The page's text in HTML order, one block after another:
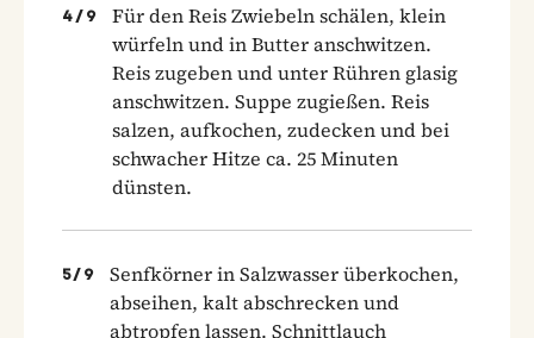
4 / 9
Für den Reis Zwiebeln schälen, klein
würfeln und in Butter anschwitzen.
Reis zugeben und unter Rühren glasig
anschwitzen. Suppe zugießen. Reis
salzen, aufkochen, zudecken und bei
schwacher Hitze ca. 25 Minuten
dünsten.
5/ 9
Senfkörner in Salzwasser überkochen,
abseihen, kalt abschrecken und
abtropfen lassen. Schnittlauch